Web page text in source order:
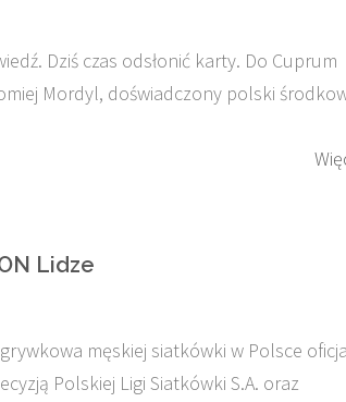
Dziś czas odsłonić karty. Do Cuprum
Mordyl, doświadczony polski
Lidze
męskiej siatkówki w Polsce
Polskiej Ligi Siatkówki S.A. oraz